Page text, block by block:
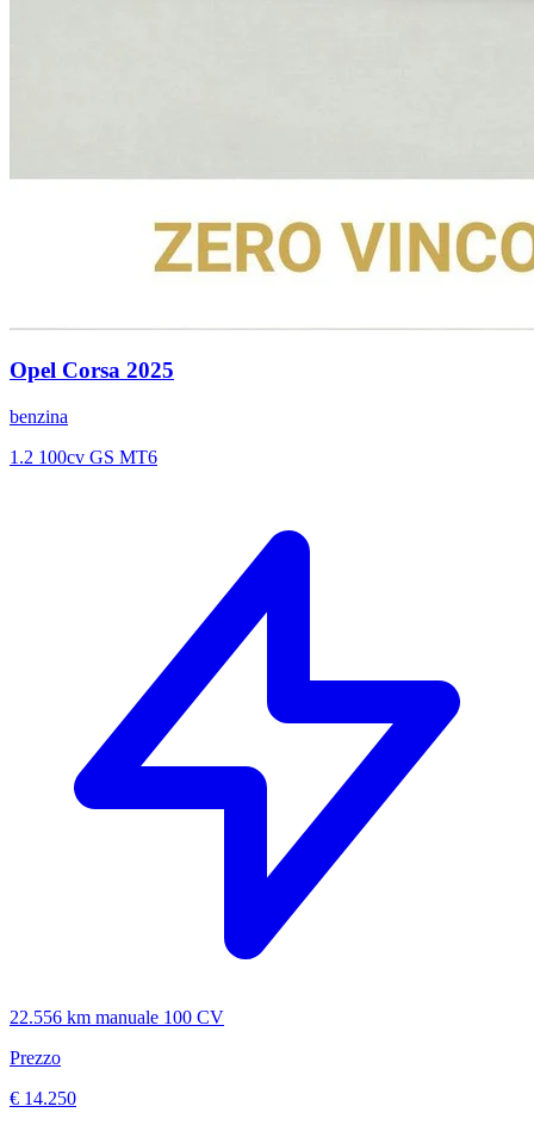
Opel Corsa 2025
benzina
1.2 100cv GS MT6
22.556 km manuale 100 CV
Prezzo
€ 14.250